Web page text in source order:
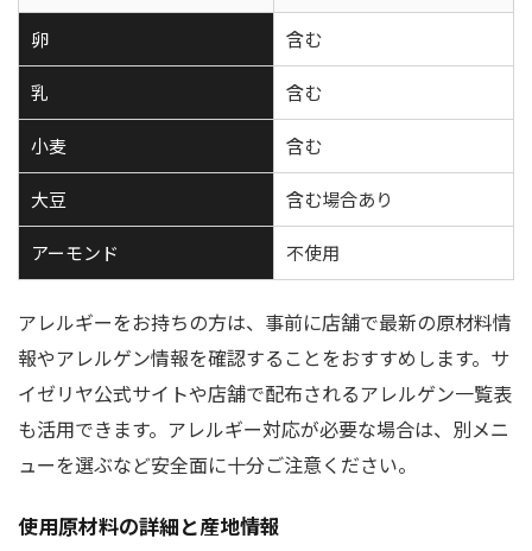
卵 含む
乳 含む
小麦 含む
大豆 含む場合あり
アーモンド 不使用
アレルギーをお持ちの方は、事前に店舗で最新の原材料情
報やアレルゲン情報を確認することをおすすめします。サ
イゼリヤ公式サイトや店舗で配布されるアレルゲン一覧表
も活用できます。アレルギー対応が必要な場合は、別メニ
ューを選ぶなど安全面に十分ご注意ください。
使用原材料の詳細と産地情報